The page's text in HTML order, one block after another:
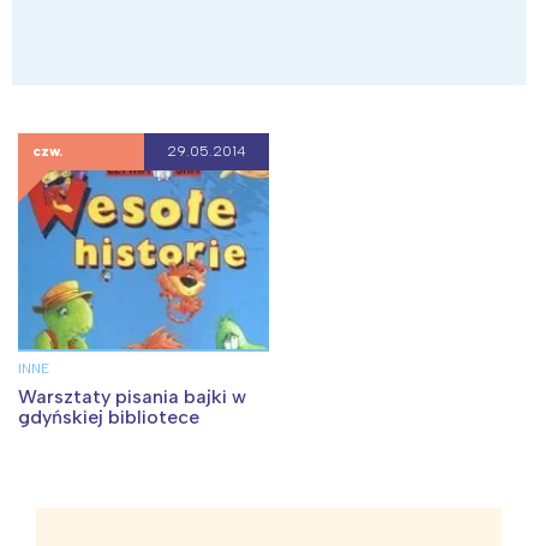
czw. 29.05.2014
INNE
Warsztaty pisania bajki w
gdyńskiej bibliotece